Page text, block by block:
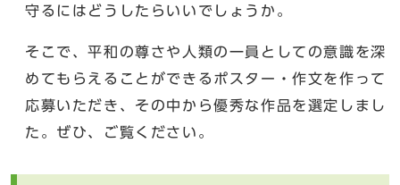
守るにはどうしたらいいでしょうか。
そこで、平和の尊さや人類の一員としての意識を深
めてもらえることができるポスター・作文を作って
応募いただき、その中から優秀な作品を選定しまし
た。ぜひ、ご覧ください。